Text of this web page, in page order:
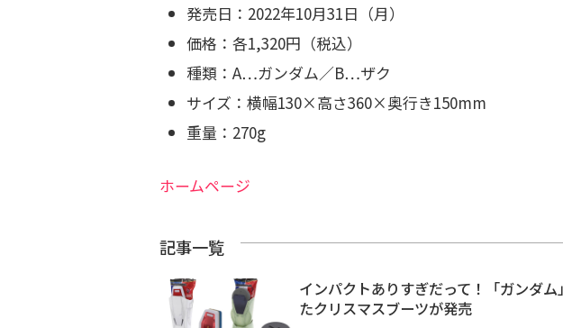
発売日：2022年10月31日（月）
価格：各1,320円（税込）
種類：A…ガンダム／B…ザク
サイズ：横幅130×高さ360×奥行き150mm
重量：270g
ホームページ
記事一覧
インパクトありすぎだって！「ガンダ
たクリスマスブーツが発売